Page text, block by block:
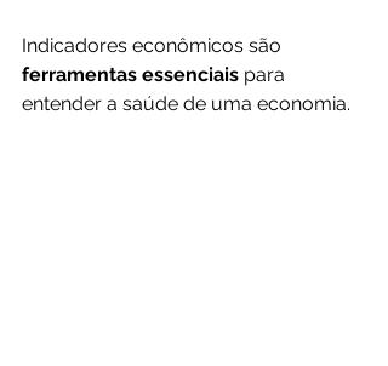
Indicadores econômicos são
ferramentas essenciais para
entender a saúde de uma economia.